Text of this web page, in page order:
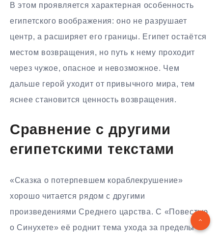
В этом проявляется характерная особенность
египетского воображения: оно не разрушает
центр, а расширяет его границы. Египет остаётся
местом возвращения, но путь к нему проходит
через чужое, опасное и невозможное. Чем
дальше герой уходит от привычного мира, тем
яснее становится ценность возвращения.
Сравнение с другими
египетскими текстами
«Сказка о потерпевшем кораблекрушение»
хорошо читается рядом с другими
произведениями Среднего царства. С «Повестью
о Синухете» её роднит тема ухода за пределы